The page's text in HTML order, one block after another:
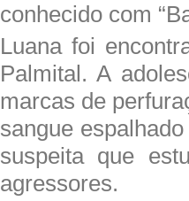
conhecido com
Luana foi
Palmital. A
marcas de
sangue
suspeita que
agressores.